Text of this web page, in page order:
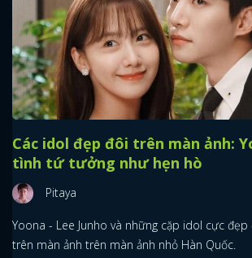
Các idol đẹp đôi trên màn ảnh:
tình tứ tưởng như hẹn hò
Pitaya
Yoona - Lee Junho và những cặp idol cực
trên màn ảnh trên màn ảnh nhỏ Hàn Quốc.